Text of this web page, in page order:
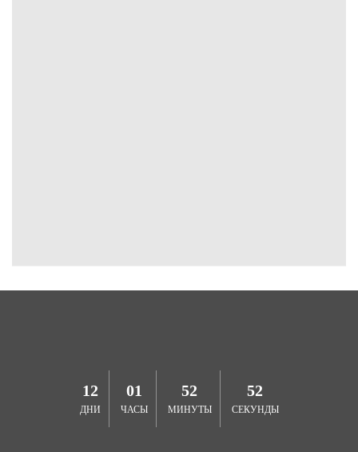
12
ДНИ
01
ЧАСЫ
52
МИНУТЫ
52
СЕКУНДЫ